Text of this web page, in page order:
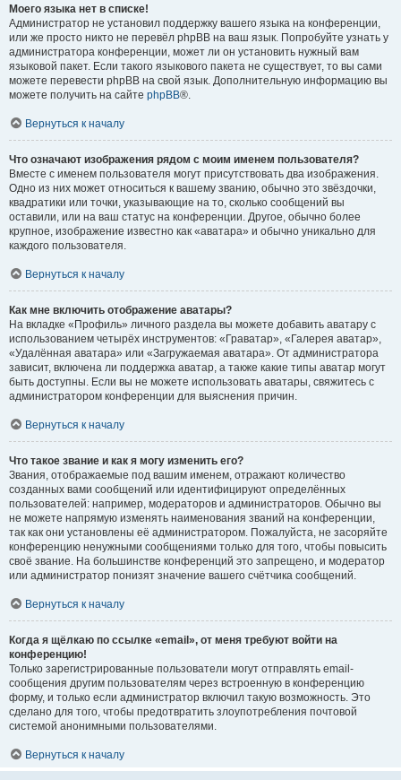
Моего языка нет в списке!
Администратор не установил поддержку вашего языка на конференции,
или же просто никто не перевёл phpBB на ваш язык. Попробуйте узнать у
администратора конференции, может ли он установить нужный вам
языковой пакет. Если такого языкового пакета не существует, то вы сами
можете перевести phpBB на свой язык. Дополнительную информацию вы
можете получить на сайте phpBB®.
Вернуться к началу
Что означают изображения рядом с моим именем пользователя?
Вместе с именем пользователя могут присутствовать два изображения.
Одно из них может относиться к вашему званию, обычно это звёздочки,
квадратики или точки, указывающие на то, сколько сообщений вы
оставили, или на ваш статус на конференции. Другое, обычно более
крупное, изображение известно как «аватара» и обычно уникально для
каждого пользователя.
Вернуться к началу
Как мне включить отображение аватары?
На вкладке «Профиль» личного раздела вы можете добавить аватару с
использованием четырёх инструментов: «Граватар», «Галерея аватар»,
«Удалённая аватара» или «Загружаемая аватара». От администратора
зависит, включена ли поддержка аватар, а также какие типы аватар могут
быть доступны. Если вы не можете использовать аватары, свяжитесь с
администратором конференции для выяснения причин.
Вернуться к началу
Что такое звание и как я могу изменить его?
Звания, отображаемые под вашим именем, отражают количество
созданных вами сообщений или идентифицируют определённых
пользователей: например, модераторов и администраторов. Обычно вы
не можете напрямую изменять наименования званий на конференции,
так как они установлены её администратором. Пожалуйста, не засоряйте
конференцию ненужными сообщениями только для того, чтобы повысить
своё звание. На большинстве конференций это запрещено, и модератор
или администратор понизят значение вашего счётчика сообщений.
Вернуться к началу
Когда я щёлкаю по ссылке «email», от меня требуют войти на
конференцию!
Только зарегистрированные пользователи могут отправлять email-
сообщения другим пользователям через встроенную в конференцию
форму, и только если администратор включил такую возможность. Это
сделано для того, чтобы предотвратить злоупотребления почтовой
системой анонимными пользователями.
Вернуться к началу